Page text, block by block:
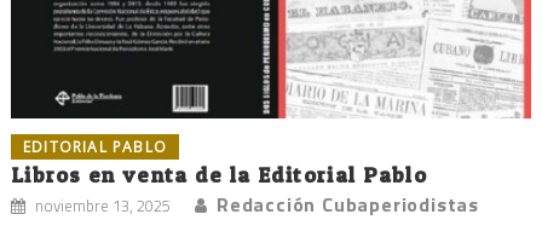
EDITORIAL PABLO
Libros en venta de la Editorial Pablo
noviembre 13, 2025 Redacción Cubaperiodistas